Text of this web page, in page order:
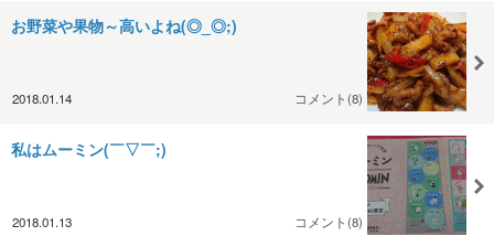
お野菜や果物～高いよね(◎_◎;)
2018.01.14 コメント(8)
私はムーミン(￣▽￣;)
2018.01.13 コメント(8)